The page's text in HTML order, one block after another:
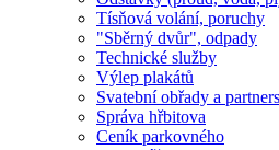
Tísňová volání, poruchy
"Sběrný dvůr", odpady
Technické služby
Výlep plakátů
Svatební obřady a
Správa hřbitova
Ceník parkovného